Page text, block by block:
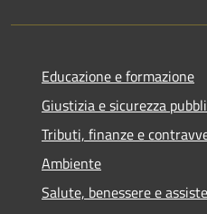
Educazione e formazione
Giustizia e sicurezza
Tributi, finanze e
Ambiente
Salute, benessere e